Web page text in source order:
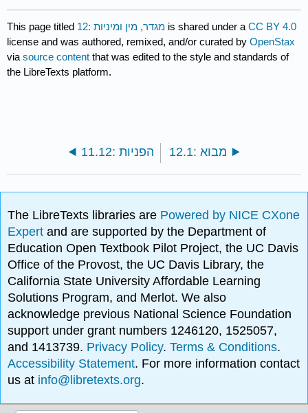
This page titled 12: מגדר, מין ומיניות is shared under aCC BY 4.0
license and was authored, remixed, and/or curated byOpenStax
viasource content that was edited to the style and standards of
the LibreTexts platform.
11.12: הפניות 12.1: מבוא
The LibreTexts libraries are Powered by NICE CXone
Expertand are supported by the Department of
Education Open Textbook Pilot Project, the UC Davis
Office of the Provost, the UC Davis Library, the
California State University Affordable Learning
Solutions Program, and Merlot. We also
acknowledge previous National Science Foundation
support under grant numbers 1246120, 1525057,
and 1413739. Privacy Policy.Terms & Conditions.
Accessibility Statement. For more information contact
us at info@libretexts.org.